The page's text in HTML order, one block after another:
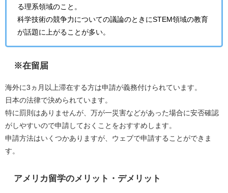
る理系領域のこと。
科学技術の競争力についての議論のときにSTEM領域の教育
が話題に上がることが多い。
※在留届
海外に3ヵ月以上滞在する方は申請が義務付けられています。
日本の法律で決められています。
特に罰則はありませんが、万が一災害などがあった場合に安否確認
がしやすいので申請しておくことをおすすめします。
申請方法はいくつかありますが、ウェブで申請することができま
す。
アメリカ留学のメリット・デメリット